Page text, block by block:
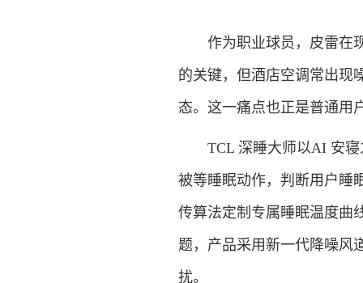
作为职业球员，皮雷在现
的关键，但酒店空调常出现
态。这一痛点也正是普通用
TCL 深睡大师以AI 安寝
被等睡眠动作，判断用户睡
传算法定制专属睡眠温度曲
题，产品采用新一代降噪风
扰。